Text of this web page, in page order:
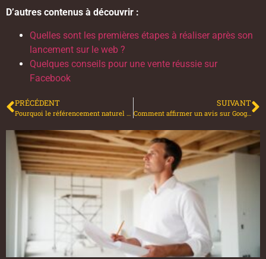
D’autres contenus à découvrir :
Quelles sont les premières étapes à réaliser après son
lancement sur le web ?
Quelques conseils pour une vente réussie sur
Facebook
PRÉCÉDENT SUIVANT
Comment affirmer un avis sur Google ?